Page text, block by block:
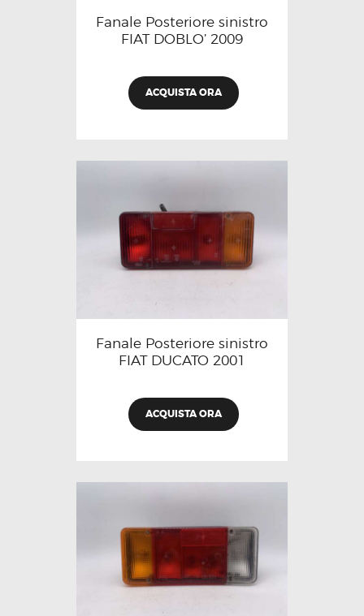
Fanale Posteriore sinistro
FIAT DOBLO’ 2009
ACQUISTA ORA
Fanale Posteriore sinistro
FIAT DUCATO 2001
ACQUISTA ORA